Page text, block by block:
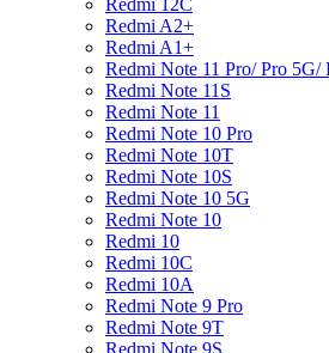
Redmi A2+
Redmi A1+
Redmi Note 11 Pro/ Pro 5G/
Redmi Note 11S
Redmi Note 11
Redmi Note 10 Pro
Redmi Note 10T
Redmi Note 10S
Redmi Note 10 5G
Redmi Note 10
Redmi 10
Redmi 10C
Redmi 10A
Redmi Note 9 Pro
Redmi Note 9T
Redmi Note 9S